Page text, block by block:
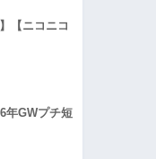
【ニコニコ
年GWプチ短